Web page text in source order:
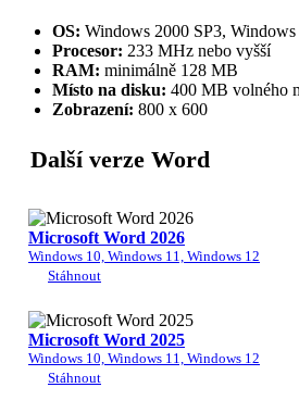
OS: Windows 2000 SP3,
Procesor: 233 MHz nebo vyšší
RAM: minimálně 128 MB
Místo na disku: 400 MB volného
Zobrazení: 800 x 600
Další verze Word
Microsoft Word 2026
Windows 10, Windows 11, Windows 12
Stáhnout
Microsoft Word 2025
Windows 10, Windows 11, Windows 12
Stáhnout